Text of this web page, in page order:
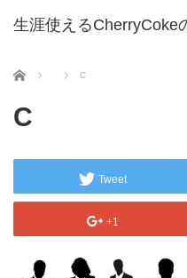
生涯使えるCherryCoke
ホーム C
C
Tweet
+1